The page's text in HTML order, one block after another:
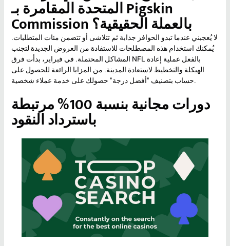
المتحدة المقامرة بـ Pigskin
Commission بالعملة الحقيقية؟
لا يُعجبني عندما تبدو الحوافز جذابة ثم تتلاشى أو تتضمن مئات المتطلبات.
يُمكنك استخدام هذه المصطلحات للاستفادة من العروض الجديدة لتجنب
المشاكل المحتملة. في فبراير، بدأت فرق NFL بالفعل عملية إعادة
الهيكلة والتخطيط لاستعادة المدينة. من المزايا الرائعة للحصول على
حساب بتصنيف "أفضل درجة" حصولك على خدمة عملاء شخصية.
دورات مجانية بنسبة 100% مرتبطة
باسترداد النقود